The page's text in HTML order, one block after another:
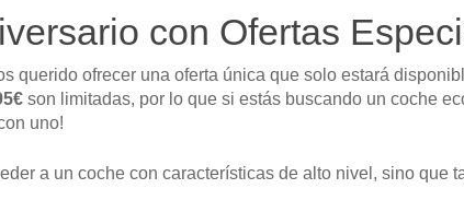
con Ofertas
querido ofrecer una oferta única que solo estará
son limitadas, por lo que si estás buscando un coche
uno!
a un coche con características de alto nivel, sino que